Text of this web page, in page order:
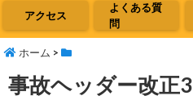
アクセス
よくある質
問
ホーム >
事故ヘッダー改正3